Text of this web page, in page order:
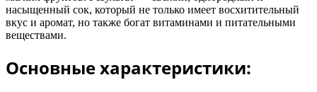
насыщенный сок, который не только имеет восхитительный
вкус и аромат, но также богат витаминами и питательными
веществами.
Основные характеристики: